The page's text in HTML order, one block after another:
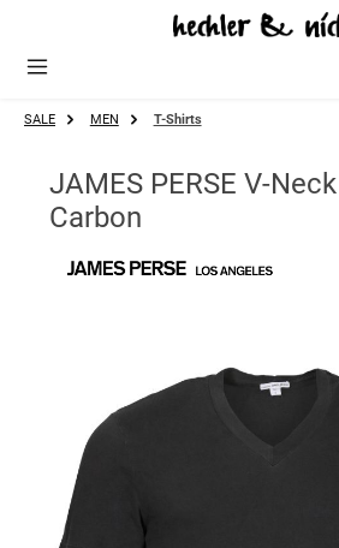
Zum Hauptinhalt springen
SALE MEN T-Shirts
JAMES PERSE V-
Carbon